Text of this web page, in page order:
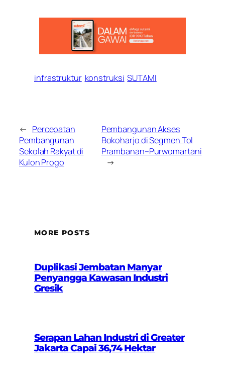
infrastruktur konstruksi SUTAMI
← Percepatan
Pembangunan
Sekolah Rakyat di
Kulon Progo
Pembangunan Akses
Bokoharjo di Segmen Tol
Prambanan–Purwomartani
→
MORE POSTS
Duplikasi Jembatan Manyar
Penyangga Kawasan Industri
Gresik
Serapan Lahan Industri di Greater
Jakarta Capai 36,74 Hektar